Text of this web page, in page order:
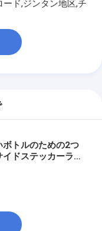
ド,ジンタン地区,チ
ボトルのための2つ
イドステッカーラベ